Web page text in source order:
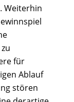
Weiterhin
für
Ablauf
stören